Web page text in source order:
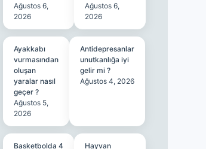
Ağustos 6,
2026
Ağustos 6,
2026
Ayakkabı
vurmasından
oluşan
yaralar nasıl
geçer ?
Ağustos 5,
2026
Antidepresanlar
unutkanlığa iyi
gelir mi ?
Ağustos 4, 2026
Basketbolda 4
Hayvan